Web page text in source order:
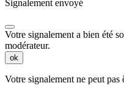
Signalement envoyé
Votre signalement a bien été
modérateur.
ok
Votre signalement ne peut pas